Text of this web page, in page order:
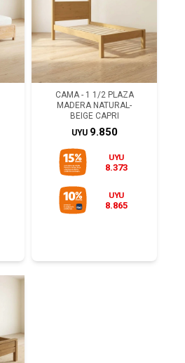
CAMA - 1 1/2 PLAZA
MADERA NATURAL-
BEIGE CAPRI
UYU 9.850
UYU
8.373
UYU
8.865